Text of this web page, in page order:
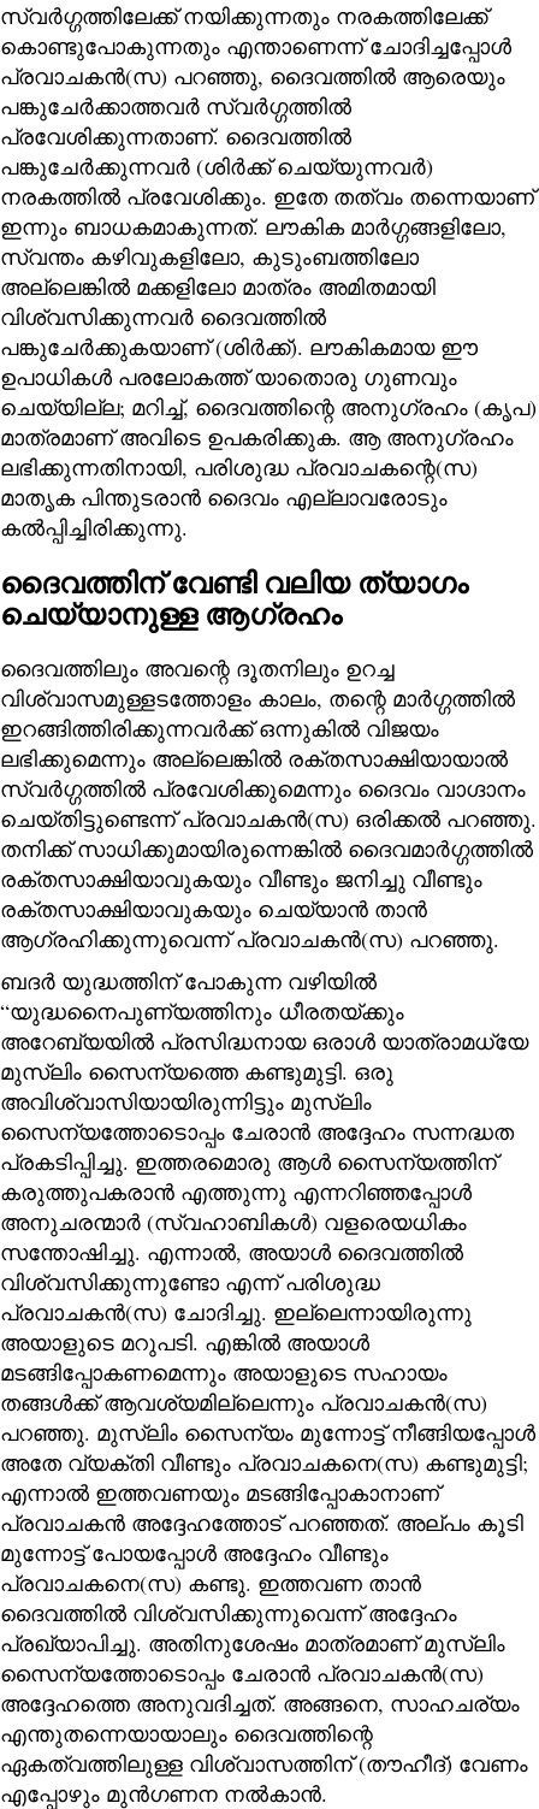
സ്വർഗ്ഗത്തിലേക്ക് നയിക്കുന്നതും നരകത്തിലേക്ക്
കൊണ്ടുപോകുന്നതും എന്താണെന്ന് ചോദിച്ചപ്പോൾ
പ്രവാചകൻ(സ) പറഞ്ഞു, ദൈവത്തിൽ ആരെയും
പങ്കുചേർക്കാത്തവർ സ്വർഗ്ഗത്തിൽ
പ്രവേശിക്കുന്നതാണ്. ദൈവത്തിൽ
പങ്കുചേർക്കുന്നവർ (ശിർക്ക് ചെയ്യുന്നവർ)
നരകത്തിൽ പ്രവേശിക്കും. ഇതേ തത്വം തന്നെയാണ്
ഇന്നും ബാധകമാകുന്നത്. ലൗകിക മാർഗ്ഗങ്ങളിലോ,
സ്വന്തം കഴിവുകളിലോ, കുടുംബത്തിലോ
അല്ലെങ്കിൽ മക്കളിലോ മാത്രം അമിതമായി
വിശ്വസിക്കുന്നവർ ദൈവത്തിൽ
പങ്കുചേർക്കുകയാണ് (ശിർക്ക്). ലൗകികമായ ഈ
ഉപാധികൾ പരലോകത്ത് യാതൊരു ഗുണവും
ചെയ്യില്ല; മറിച്ച്, ദൈവത്തിന്റെ അനുഗ്രഹം (കൃപ)
മാത്രമാണ് അവിടെ ഉപകരിക്കുക. ആ അനുഗ്രഹം
ലഭിക്കുന്നതിനായി, പരിശുദ്ധ പ്രവാചകന്റെ(സ)
മാതൃക പിന്തുടരാൻ ദൈവം എല്ലാവരോടും
കൽപ്പിച്ചിരിക്കുന്നു.
ദൈവത്തിന് വേണ്ടി വലിയ ത്യാഗം
ചെയ്യാനുള്ള ആഗ്രഹം
ദൈവത്തിലും അവന്റെ ദൂതനിലും ഉറച്ച
വിശ്വാസമുള്ളടത്തോളം കാലം, തന്റെ മാർഗ്ഗത്തിൽ
ഇറങ്ങിത്തിരിക്കുന്നവർക്ക് ഒന്നുകിൽ വിജയം
ലഭിക്കുമെന്നും അല്ലെങ്കിൽ രക്തസാക്ഷിയായാൽ
സ്വർഗ്ഗത്തിൽ പ്രവേശിക്കുമെന്നും ദൈവം വാഗ്ദാനം
ചെയ്തിട്ടുണ്ടെന്ന് പ്രവാചകൻ(സ) ഒരിക്കൽ പറഞ്ഞു.
തനിക്ക് സാധിക്കുമായിരുന്നെങ്കിൽ ദൈവമാർഗ്ഗത്തിൽ
രക്തസാക്ഷിയാവുകയും വീണ്ടും ജനിച്ചു വീണ്ടും
രക്തസാക്ഷിയാവുകയും ചെയ്യാൻ താൻ
ആഗ്രഹിക്കുന്നുവെന്ന് പ്രവാചകൻ(സ) പറഞ്ഞു.
ബദർ യുദ്ധത്തിന് പോകുന്ന വഴിയിൽ
“യുദ്ധനൈപുണ്യത്തിനും ധീരതയ്ക്കും
അറേബ്യയിൽ പ്രസിദ്ധനായ ഒരാൾ യാത്രാമധ്യേ
മുസ്ലിം സൈന്യത്തെ കണ്ടുമുട്ടി. ഒരു
അവിശ്വാസിയായിരുന്നിട്ടും മുസ്ലിം
സൈന്യത്തോടൊപ്പം ചേരാൻ അദ്ദേഹം സന്നദ്ധത
പ്രകടിപ്പിച്ചു. ഇത്തരമൊരു ആൾ സൈന്യത്തിന്
കരുത്തുപകരാൻ എത്തുന്നു എന്നറിഞ്ഞപ്പോൾ
അനുചരന്മാർ (സ്വഹാബികൾ) വളരെയധികം
സന്തോഷിച്ചു. എന്നാൽ, അയാൾ ദൈവത്തിൽ
വിശ്വസിക്കുന്നുണ്ടോ എന്ന് പരിശുദ്ധ
പ്രവാചകൻ(സ) ചോദിച്ചു. ഇല്ലെന്നായിരുന്നു
അയാളുടെ മറുപടി. എങ്കിൽ അയാൾ
മടങ്ങിപ്പോകണമെന്നും അയാളുടെ സഹായം
തങ്ങൾക്ക് ആവശ്യമില്ലെന്നും പ്രവാചകൻ(സ)
പറഞ്ഞു. മുസ്ലിം സൈന്യം മുന്നോട്ട് നീങ്ങിയപ്പോൾ
അതേ വ്യക്തി വീണ്ടും പ്രവാചകനെ(സ) കണ്ടുമുട്ടി;
എന്നാൽ ഇത്തവണയും മടങ്ങിപ്പോകാനാണ്
പ്രവാചകൻ അദ്ദേഹത്തോട് പറഞ്ഞത്. അല്പം കൂടി
മുന്നോട്ട് പോയപ്പോൾ അദ്ദേഹം വീണ്ടും
പ്രവാചകനെ(സ) കണ്ടു. ഇത്തവണ താൻ
ദൈവത്തിൽ വിശ്വസിക്കുന്നുവെന്ന് അദ്ദേഹം
പ്രഖ്യാപിച്ചു. അതിനുശേഷം മാത്രമാണ് മുസ്ലിം
സൈന്യത്തോടൊപ്പം ചേരാൻ പ്രവാചകൻ(സ)
അദ്ദേഹത്തെ അനുവദിച്ചത്. അങ്ങനെ, സാഹചര്യം
എന്തുതന്നെയായാലും ദൈവത്തിന്റെ
ഏകത്വത്തിലുള്ള വിശ്വാസത്തിന് (തൗഹീദ്) വേണം
എപ്പോഴും മുൻഗണന നൽകാൻ.